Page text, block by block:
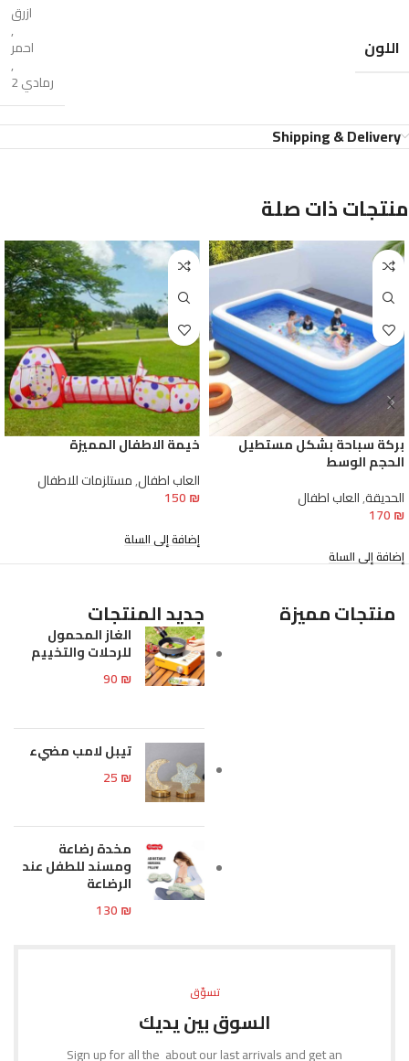
اللون
ازرق
,
احمر
,
رمادي 2
Shipping & Delivery
منتجات ذات صلة
بركة سباحة بشكل مستطيل
الحجم الوسط
الحديقة,العاب اطفال
170₪
إضافة إلى السلة
خيمة الاطفال المميزة
العاب اطفال,مستلزمات للاطفال
150₪
إضافة إلى السلة
منتجات مميزة جديد المنتجات
الغاز المحمول
للرحلات والتخييم
90₪
تيبل لامب مضيء
25₪
مخدة رضاعة
ومسند للطفل عند
الرضاعة
130₪
تسوّق
السوق بين يديك
Sign up for all the about our last arrivals and get an